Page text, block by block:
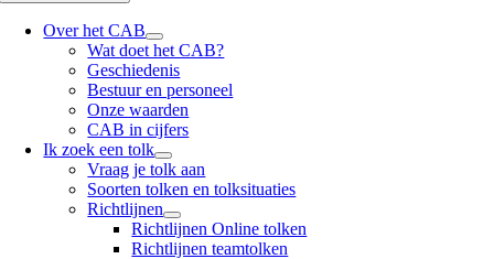
Over het CAB
Wat doet het CAB?
Geschiedenis
Bestuur en personeel
Onze waarden
CAB in cijfers
Ik zoek een tolk
Vraag je tolk aan
Soorten tolken en tolksituaties
Richtlijnen
Richtlijnen Online tolken
Richtlijnen teamtolken